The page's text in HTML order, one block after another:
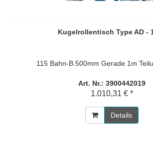
Kugelrollentisch Type AD -
115 Bahn-B.500mm Gerade 1m
Art. Nr.: 3900442019
1.010,31 € *
Details